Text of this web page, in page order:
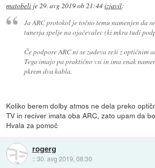
matobeli je29. avg 2019 ob 21:44izjavil:
Ja ARC protokol je točno temu namenjen da
tunerja spelje na ojačevalec (ki mkra tudi
Če podpore ARC ni se zadeva reši z optičnim
Tega imajo pa praktično vsi in ima enak
pkrem dva kabla.
Koliko berem dolby atmos ne dela preko
TV in reciver imata oba ARC, zato upam da
Hvala za pomoč
rogerg
::30. avg 2019, 08:30